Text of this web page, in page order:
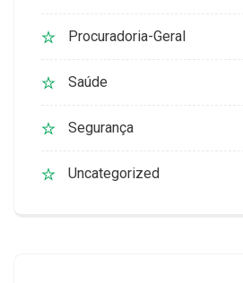
Procuradoria-Geral
Saúde
Segurança
Uncategorized